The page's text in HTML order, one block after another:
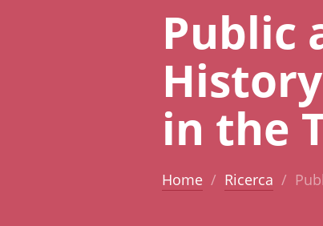
Public
in the
Home Ricerca